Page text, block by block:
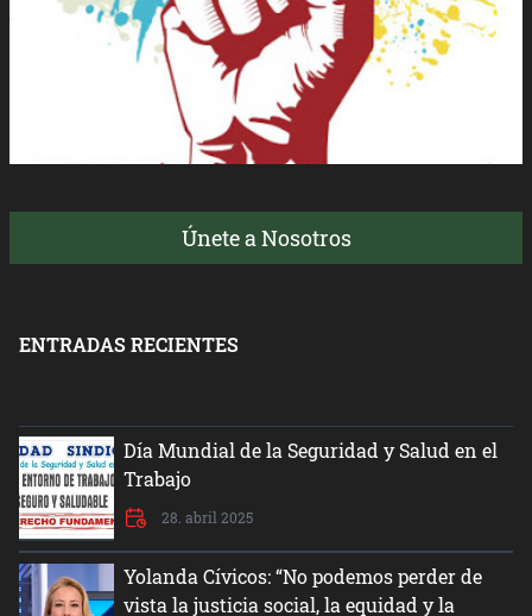
Únete a Nosotros
ENTRADAS RECIENTES
Día Mundial de la Seguridad y Salud en el
Trabajo
28. abril 2025
Yolanda Cívicos: “No podemos perder de
vista la justicia social, la equidad y la